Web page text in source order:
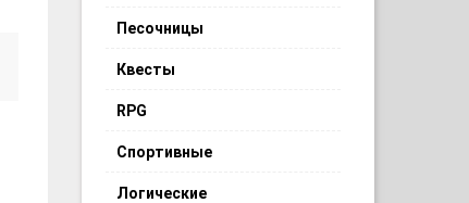
Песочницы
Квесты
RPG
Спортивные
Логические